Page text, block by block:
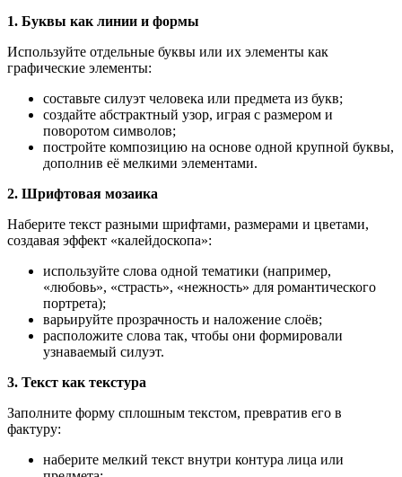
1. Буквы как линии и формы
Используйте отдельные буквы или их элементы как
графические элементы:
составьте силуэт человека или предмета из букв;
создайте абстрактный узор, играя с размером и
поворотом символов;
постройте композицию на основе одной крупной буквы,
дополнив её мелкими элементами.
2. Шрифтовая мозаика
Наберите текст разными шрифтами, размерами и цветами,
создавая эффект «калейдоскопа»:
используйте слова одной тематики (например,
«любовь», «страсть», «нежность» для романтического
портрета);
варьируйте прозрачность и наложение слоёв;
расположите слова так, чтобы они формировали
узнаваемый силуэт.
3. Текст как текстура
Заполните форму сплошным текстом, превратив его в
фактуру:
наберите мелкий текст внутри контура лица или